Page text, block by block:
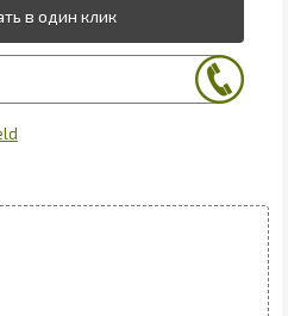
в один клик